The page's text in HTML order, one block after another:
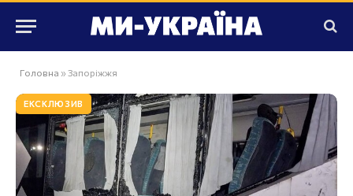
Головна » Запоріжжя
ЕКСКЛЮЗИВ